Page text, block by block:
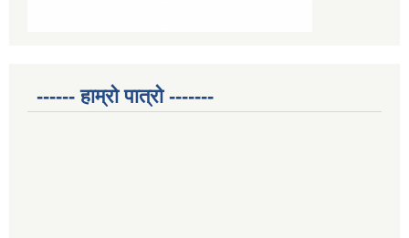
------ हाम्रो पात्रो -------